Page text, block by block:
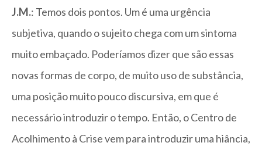
J.M.: Temos dois pontos. Um é uma urgência
subjetiva, quando o sujeito chega com um sintoma
muito embaçado. Poderíamos dizer que são essas
novas formas de corpo, de muito uso de substância,
uma posição muito pouco discursiva, em que é
necessário introduzir o tempo. Então, o Centro de
Acolhimento à Crise vem para introduzir uma hiância,